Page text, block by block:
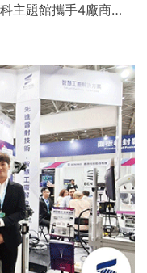
主題館攜手4廠商